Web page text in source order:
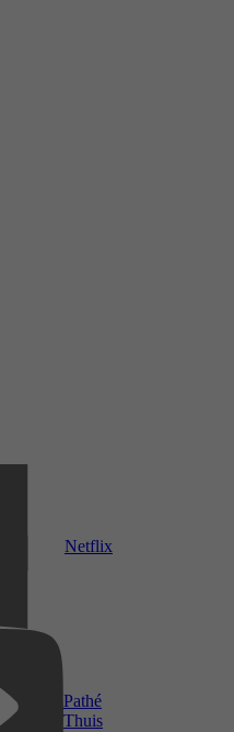
Netflix
Pathé
Thuis